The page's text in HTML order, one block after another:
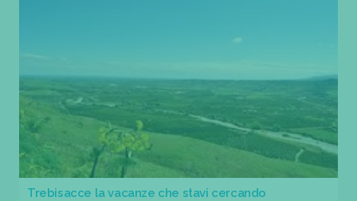
Trebisacce la vacanze che stavi cercando